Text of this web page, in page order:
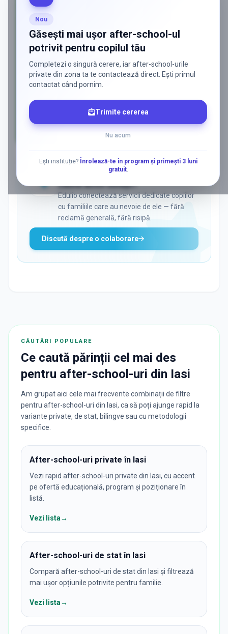
Nou
Găsești mai ușor after-school-ul
potrivit pentru copilul tău
Completezi o singură cerere, iar after-school-urile
private din zona ta te contactează direct. Ești primul
contactat când pornim.
Trimite cererea
Nu acum
Ești instituție?
Înrolează-te în program și primești 3 luni
gratuit.
Vrei să ajungi la părinții care
caută activ soluții?
Edulio conectează servicii dedicate copiilor
cu familiile care au nevoie de ele — fără
reclamă generală, fără risipă.
Discută despre o colaborare
CĂUTĂRI POPULARE
Ce caută părinții cel mai des
pentru after-school-uri din Iasi
Am grupat aici cele mai frecvente combinații de filtre
pentru after-school-uri din Iasi, ca să poți ajunge rapid la
variante private, de stat, bilingve sau cu metodologii
specifice.
After-school-uri private în Iasi
Vezi rapid after-school-uri private din Iasi, cu accent
pe ofertă educațională, program și poziționare în
listă.
Vezi lista→
After-school-uri de stat în Iasi
Compară after-school-uri de stat din Iasi și filtrează
mai ușor opțiunile potrivite pentru familie.
Vezi lista→